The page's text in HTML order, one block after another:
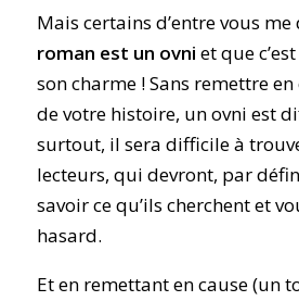
Mais certains d’entre vous
roman est un ovni et que
son charme ! Sans remettre
de votre histoire, un ovni est
surtout, il sera difficile à
lecteurs, qui devront, par
savoir ce qu’ils cherchent et
hasard.
Et en remettant en cause (un